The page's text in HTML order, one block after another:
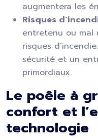
augmentera les
Risques
entretenu ou mal
risques
sécurité et un
primordiaux.
Le poêle à
confort et
technologie